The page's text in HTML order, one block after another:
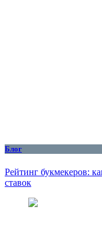
Блог
Рейтинг букмекеров:
ставок